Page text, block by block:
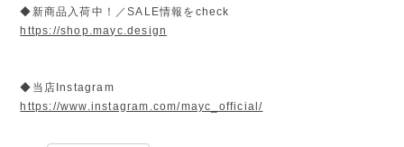
◆新商品入荷中！／SALE情報をcheck
https://shop.mayc.design
◆当店Instagram
https://www.instagram.com/mayc_official/